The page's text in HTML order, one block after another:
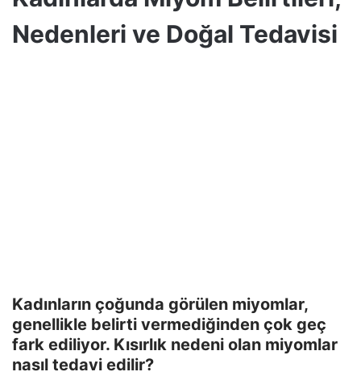
Nedenleri ve Doğal Tedavisi
Kadınların çoğunda görülen miyomlar,
genellikle belirti vermediğinden çok geç
fark ediliyor. Kısırlık nedeni olan miyomlar
nasıl tedavi edilir?